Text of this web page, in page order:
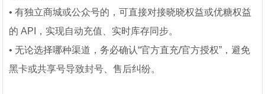
• 有独立商城或公众号的，可直接对接晓晓权益或优糖权益
的 API，实现自动充值、实时库存同步。
• 无论选择哪种渠道，务必确认“官方直充/官方授权”，避免
黑卡或共享号导致封号、售后纠纷。